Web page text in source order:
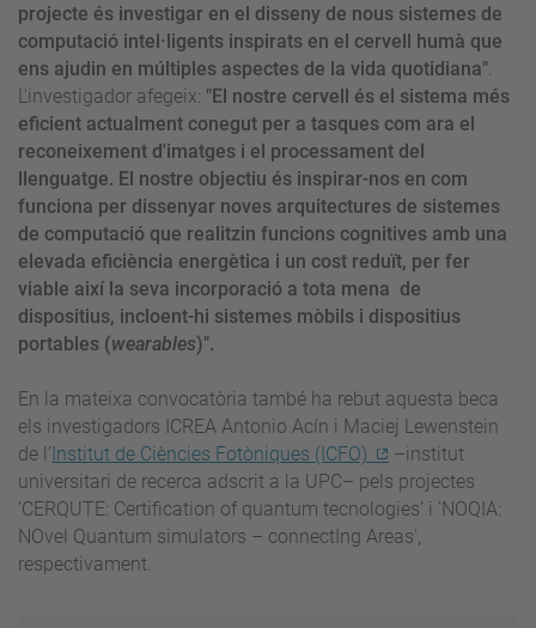
projecte és investigar en el disseny de nous sistemes de
computació intel·ligents inspirats en el cervell humà que
ens ajudin en múltiples aspectes de la vida quotidiana".
L'investigador afegeix: "El nostre cervell és el sistema més
eficient actualment conegut per a tasques com ara el
reconeixement d'imatges i el processament del
llenguatge. El nostre objectiu és inspirar-nos en com
funciona per dissenyar noves arquitectures de sistemes
de computació que realitzin funcions cognitives amb una
elevada eficiència energètica i un cost reduït, per fer
viable així la seva incorporació a tota mena de
dispositius, incloent-hi sistemes mòbils i dispositius
portables (wearables)".
En la mateixa convocatòria també ha rebut aquesta beca
els investigadors ICREA Antonio Acín i Maciej Lewenstein
de l’ Institut de Ciències Fotòniques (ICFO)
–institut
universitari de recerca adscrit a la UPC– pels projectes
‘CERQUTE: Certification of quantum tecnologies’ i 'NOQIA:
NOvel Quantum simulators – connectIng Areas',
respectivament.